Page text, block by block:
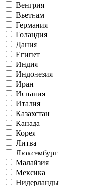
Венгрия
Вьетнам
Германия
Голандия
Дания
Египет
Индия
Индонезия
Иран
Испания
Италия
Казахстан
Канада
Корея
Литва
Люксембург
Малайзия
Мексика
Нидерланды